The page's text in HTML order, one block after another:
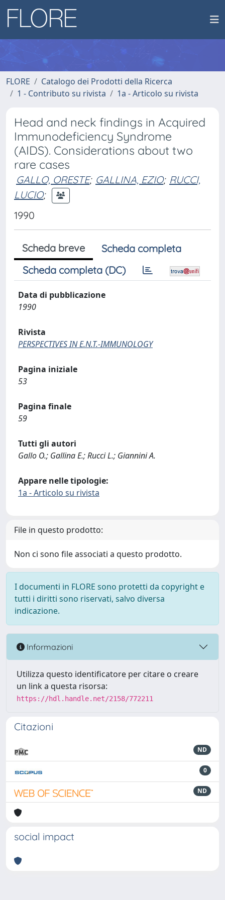
FLORE
Catalogo dei Prodotti della Ricerca
1 - Contributo su rivista
1a - Articolo su rivista
Head and neck findings in Acquired
Immunodeficiency Syndrome
(AIDS). Considerations about two
rare cases
GALLO, ORESTE; GALLINA, EZIO; RUCCI,
LUCIO;
1990
Scheda breve
Scheda completa
Scheda completa (DC)
Data di pubblicazione
1990
Rivista
PERSPECTIVES IN E.N.T.-IMMUNOLOGY
Pagina iniziale
53
Pagina finale
59
Tutti gli autori
Gallo O.; Gallina E.; Rucci L.; Giannini A.
Appare nelle tipologie:
1a - Articolo su rivista
File in questo prodotto:
Non ci sono file associati a questo prodotto.
I documenti in FLORE sono protetti da copyright e
tutti i diritti sono riservati, salvo diversa
indicazione.
Informazioni
Utilizza questo identificatore per citare o creare
un link a questa risorsa:
https://hdl.handle.net/2158/772211
Citazioni
ND
0
ND
social impact